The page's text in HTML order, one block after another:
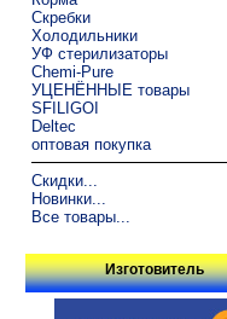
Скребки
Холодильники
УФ стерилизаторы
Chemi-Pure
УЦЕНЁННЫЕ товары
SFILIGOI
Deltec
оптовая покупка
Скидки...
Новинки...
Все товары...
Изготовитель